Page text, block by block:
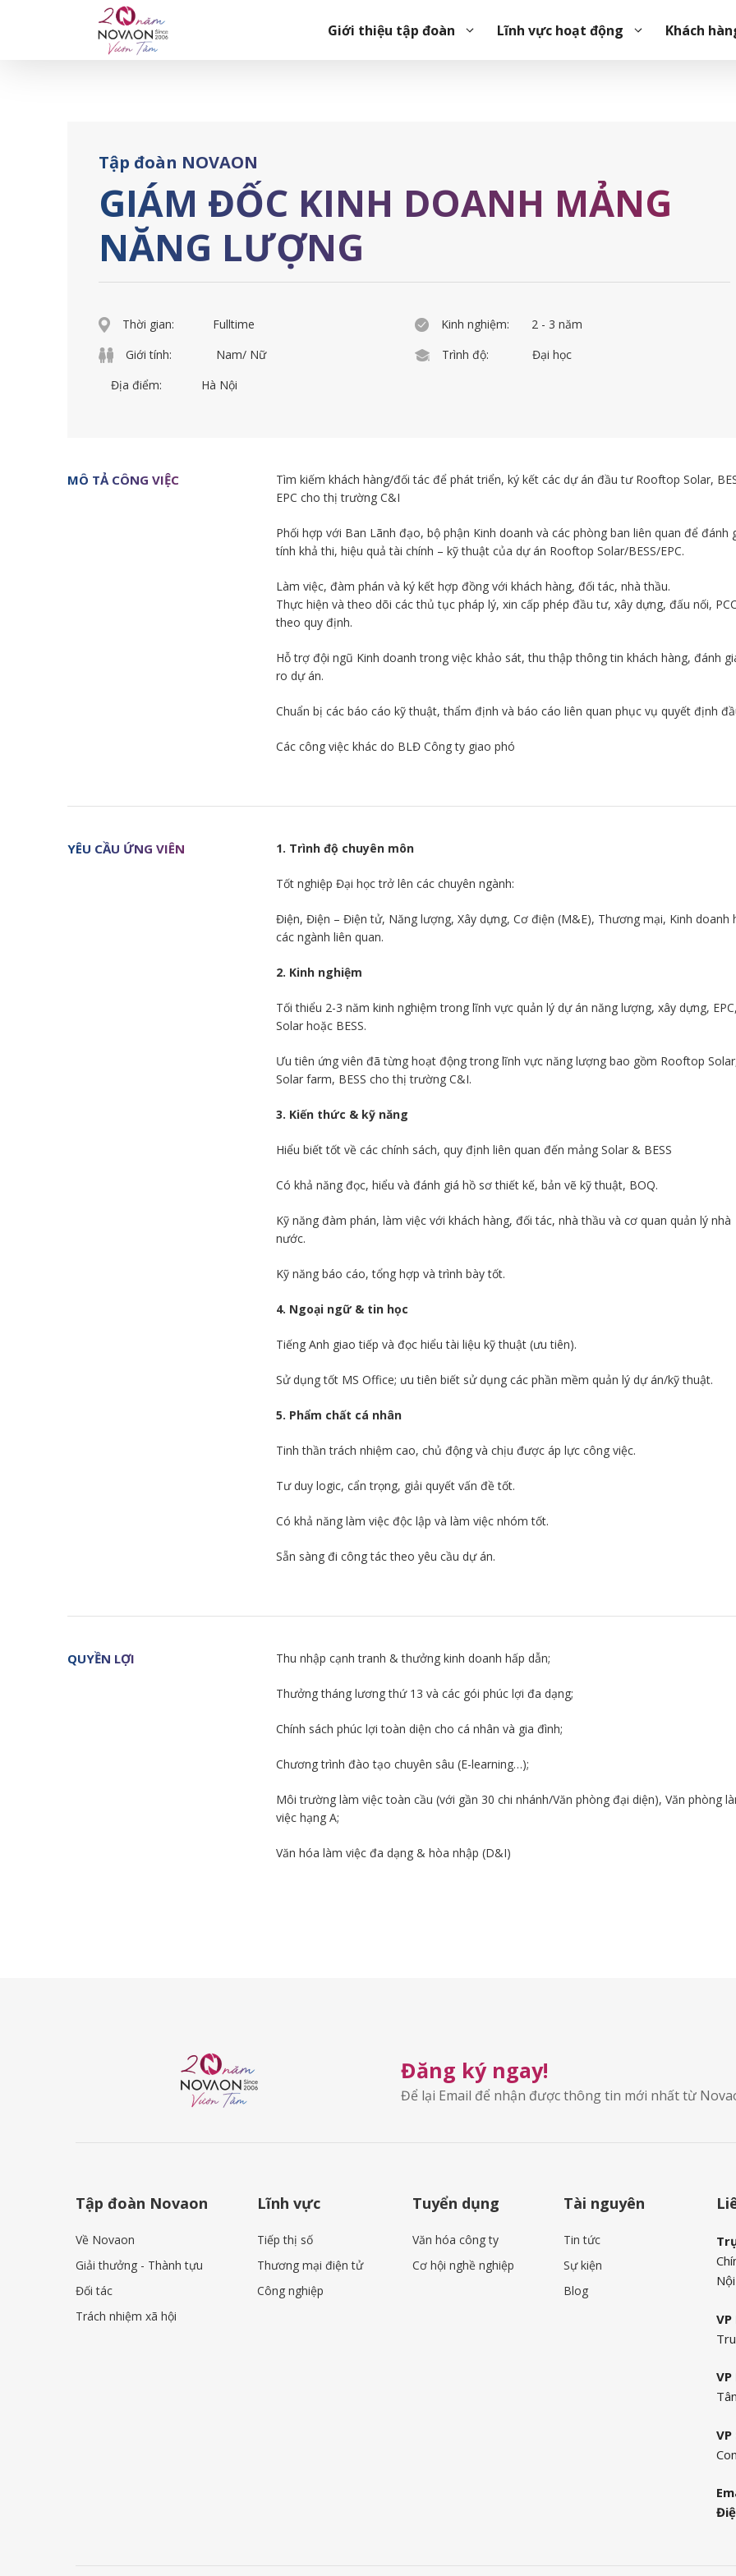
Giới thiệu tập đoàn Lĩnh vực hoạt động Khách
Trang chủ
Tập đoàn NOVAON
GIÁM ĐỐC KINH DOANH MẢNG
NĂNG LƯỢNG
Thời gian: Fulltime Kinh nghiệm:
2 - 3 năm
Giới tính:
Nam/ Nữ Trình độ:
Đại học
Địa điểm:
Hà Nội
MÔ TẢ CÔNG VIỆC
Tìm kiếm khách hàng/đối tác để phát triển, ký kết các dự án đầu tư Rooftop Solar,
EPC cho thị trường C&I
Phối hợp với Ban Lãnh đạo, bộ phận Kinh doanh và các phòng ban liên quan để đánh
tính khả thi, hiệu quả tài chính – kỹ thuật của dự án Rooftop Solar/BESS/EPC.
Làm việc, đàm phán và ký kết hợp đồng với khách hàng, đối tác, nhà thầu.
Thực hiện và theo dõi các thủ tục pháp lý, xin cấp phép đầu tư, xây dựng, đấu nối,
theo quy định.
Hỗ trợ đội ngũ Kinh doanh trong việc khảo sát, thu thập thông tin khách hàng, đánh
ro dự án.
Chuẩn bị các báo cáo kỹ thuật, thẩm định và báo cáo liên quan phục vụ quyết định
Các công việc khác do BLĐ Công ty giao phó
YÊU CẦU ỨNG VIÊN 1. Trình độ chuyên môn
Tốt nghiệp Đại học trở lên các chuyên ngành:
Điện, Điện – Điện tử, Năng lượng, Xây dựng, Cơ điện (M&E), Thương mại, Kinh doanh
các ngành liên quan.
2. Kinh nghiệm
Tối thiểu 2-3 năm kinh nghiệm trong lĩnh vực quản lý dự án năng lượng, xây dựng, EPC,
Solar hoặc BESS.
Ưu tiên ứng viên đã từng hoạt động trong lĩnh vực năng lượng bao gồm Rooftop
Solar farm, BESS cho thị trường C&I.
3. Kiến thức & kỹ năng
Hiểu biết tốt về các chính sách, quy định liên quan đến mảng Solar & BESS
Có khả năng đọc, hiểu và đánh giá hồ sơ thiết kế, bản vẽ kỹ thuật, BOQ.
Kỹ năng đàm phán, làm việc với khách hàng, đối tác, nhà thầu và cơ quan quản lý nhà
nước.
Kỹ năng báo cáo, tổng hợp và trình bày tốt.
4. Ngoại ngữ & tin học
Tiếng Anh giao tiếp và đọc hiểu tài liệu kỹ thuật (ưu tiên).
Sử dụng tốt MS Office; ưu tiên biết sử dụng các phần mềm quản lý dự án/kỹ thuật.
5. Phẩm chất cá nhân
Tinh thần trách nhiệm cao, chủ động và chịu được áp lực công việc.
Tư duy logic, cẩn trọng, giải quyết vấn đề tốt.
Có khả năng làm việc độc lập và làm việc nhóm tốt.
Sẵn sàng đi công tác theo yêu cầu dự án.
QUYỀN LỢI Thu nhập cạnh tranh & thưởng kinh doanh hấp dẫn;
Thưởng tháng lương thứ 13 và các gói phúc lợi đa dạng;
Chính sách phúc lợi toàn diện cho cá nhân và gia đình;
Chương trình đào tạo chuyên sâu (E-learning…);
Môi trường làm việc toàn cầu (với gần 30 chi nhánh/Văn phòng đại diện), Văn phòng
việc hạng A;
Văn hóa làm việc đa dạng & hòa nhập (D&I)
Đăng ký ngay!
Để lại Email để nhận được thông tin mới nhất từ
Tập đoàn Novaon
Về Novaon
Giải thưởng - Thành tựu
Đối tác
Trách nhiệm xã hội
Lĩnh vực
Tiếp thị số
Thương mại điện tử
Công nghiệp
Tuyển dụng
Văn hóa công ty
Cơ hội nghề nghiệp
Tài nguyên
Tin tức
Sự kiện
Blog
Nội
VP